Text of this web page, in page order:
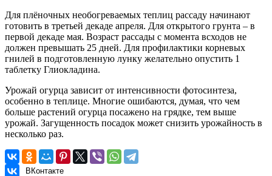
Для плёночных необогреваемых теплиц рассаду начинают
готовить в третьей декаде апреля. Для открытого грунта – в
первой декаде мая. Возраст рассады с момента всходов не
должен превышать 25 дней. Для профилактики корневых
гнилей в подготовленную лунку желательно опустить 1
таблетку Глиокладина.
Урожай огурца зависит от интенсивности фотосинтеза,
особенно в теплице. Многие ошибаются, думая, что чем
больше растений огурца посажено на грядке, тем выше
урожай. Загущенность посадок может снизить урожайность в
несколько раз.
ВКонтакте